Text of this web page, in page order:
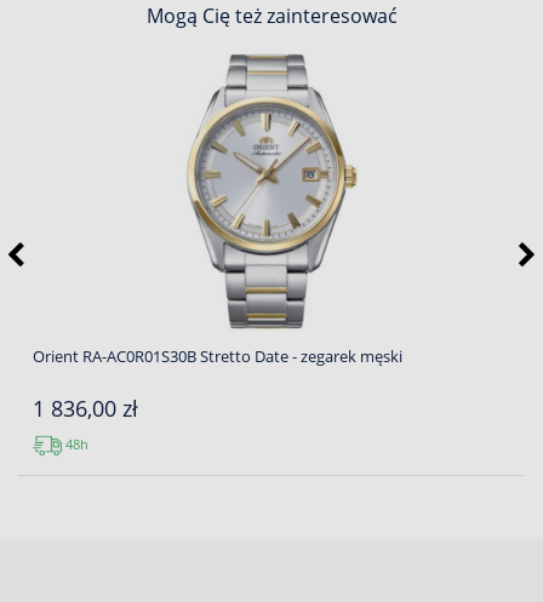
Mogą Cię też zainteresować
Orient RA-AC0R01S30B Stretto Date - zegarek męski
1 836,00 zł
48h